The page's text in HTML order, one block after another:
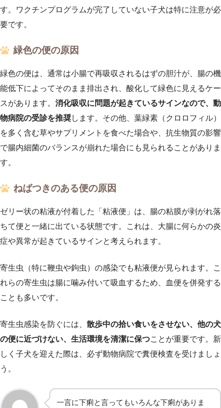
す。ワクチンプログラムが完了していない子犬は特に注意が必
要です。
緑色の便の原因
緑色の便は、通常は小腸で再吸収されるはずの胆汁が、腸の機
能低下によってそのまま排出され、酸化して緑色に見えるケー
スがあります。 消化吸収に問題が起きているサインなので、動
物病院の受診を推奨します。その他、葉緑素（クロロフィル）
を多く含む草やサプリメントを食べた場合や、抗生物質の影響
で腸内細菌のバランスが崩れた場合にも見られることがありま
す。
ねばつきのある便の原因
ゼリー状の粘液が付着した「粘液便」は、腸の粘膜が剥がれ落
ちて便と一緒に出ている状態です。これは、大腸に何らかの炎
症や異常が起きているサインと考えられます。
寄生虫（特に鞭虫や鉤虫）の感染でも粘液便が見られます。こ
れらの寄生虫は腸に噛み付いて吸血するため、血便を併発する
ことも多いです。
寄生虫感染を防ぐには、 散歩中の拾い食いをさせない、他の犬
の便に近づけない、生活環境を清潔に保つことが重要です。新
しく子犬を迎えた際は、必ず動物病院で糞便検査を受けましょ
う。
一言に下痢と言ってもいろんな下痢がありま